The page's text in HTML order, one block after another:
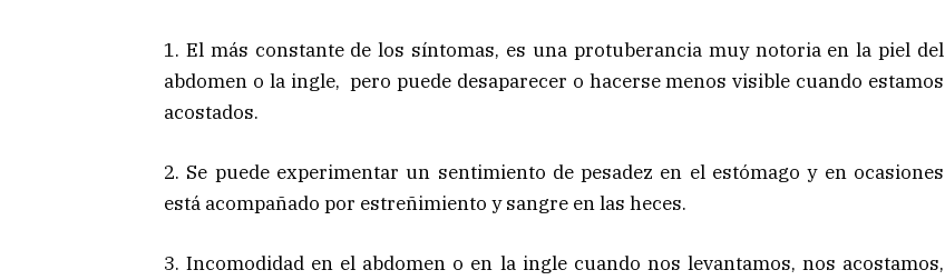
1. El más constante de los síntomas, es una protuberancia muy notoria en la piel del
abdomen o la ingle, pero puede desaparecer o hacerse menos visible cuando estamos
acostados.
2. Se puede experimentar un sentimiento de pesadez en el estómago y en ocasiones
está acompañado por estreñimiento y sangre en las heces.
3. Incomodidad en el abdomen o en la ingle cuando nos levantamos, nos acostamos,